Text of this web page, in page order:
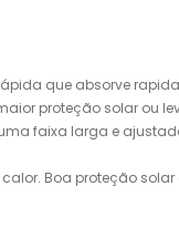
que absorve
proteção solar ou
faixa larga e
Boa proteção